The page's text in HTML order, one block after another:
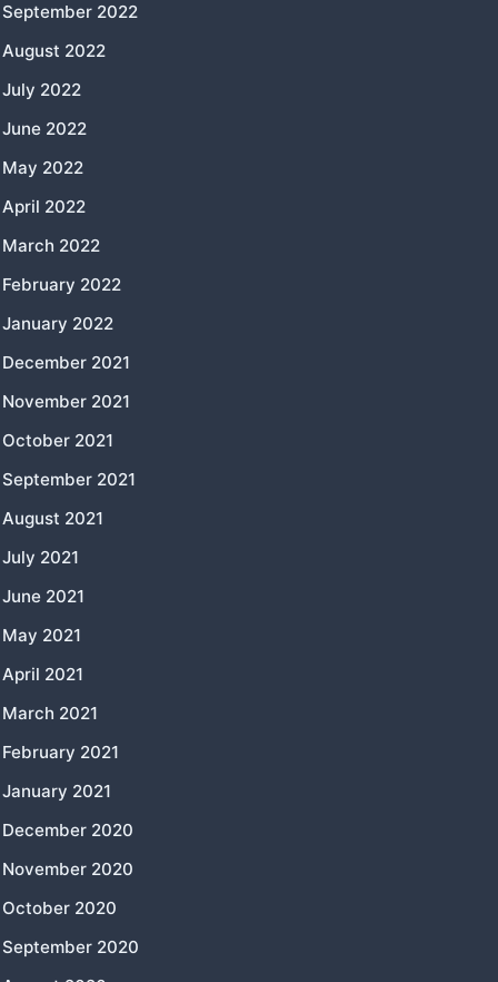
September 2022
August 2022
July 2022
June 2022
May 2022
April 2022
March 2022
February 2022
January 2022
December 2021
November 2021
October 2021
September 2021
August 2021
July 2021
June 2021
May 2021
April 2021
March 2021
February 2021
January 2021
December 2020
November 2020
October 2020
September 2020